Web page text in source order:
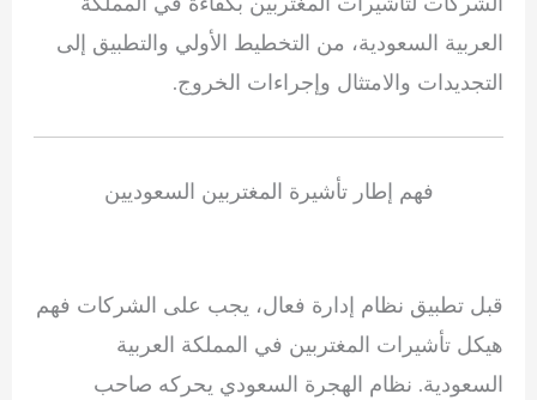
العربية السعودية، من التخطيط الأولي والتطبيق إلى
التجديدات والامتثال وإجراءات الخروج.
فهم إطار تأشيرة المغتربين السعوديين
قبل تطبيق نظام إدارة فعال، يجب على الشركات فهم
هيكل تأشيرات المغتربين في المملكة العربية
السعودية. نظام الهجرة السعودي يحركه صاحب